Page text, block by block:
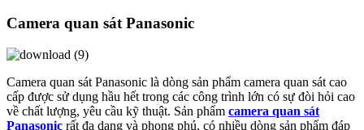
Camera quan sát Panasonic
Camera quan sát Panasonic là dòng sản phẩm camera quan sát cao
cấp được sử dụng hầu hết trong các công trình lớn có sự đòi hỏi cao
về chất lượng, yêu cầu kỹ thuật. Sản phẩm camera quan sát
Panasonic rất đa dạng và phong phú, có nhiều dòng sản phẩm đáp